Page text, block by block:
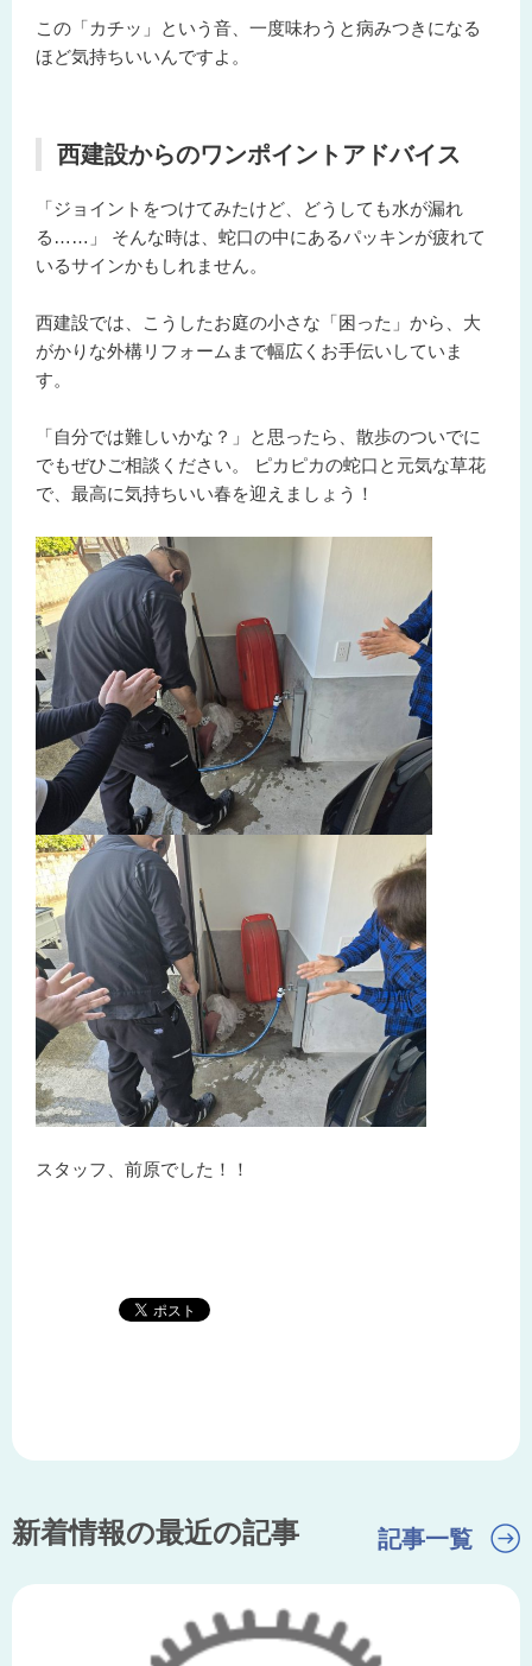
この「カチッ」という音、一度味わうと病みつきになる
ほど気持ちいいんですよ。
西建設からのワンポイントアドバイス
「ジョイントをつけてみたけど、どうしても水が漏れ
る……」 そんな時は、蛇口の中にあるパッキンが疲れて
いるサインかもしれません。
西建設では、こうしたお庭の小さな「困った」から、大
がかりな外構リフォームまで幅広くお手伝いしていま
す。
「自分では難しいかな？」と思ったら、散歩のついでに
でもぜひご相談ください。 ピカピカの蛇口と元気な草花
で、最高に気持ちいい春を迎えましょう！
スタッフ、前原でした！！
新着情報の最近の記事 記事一覧